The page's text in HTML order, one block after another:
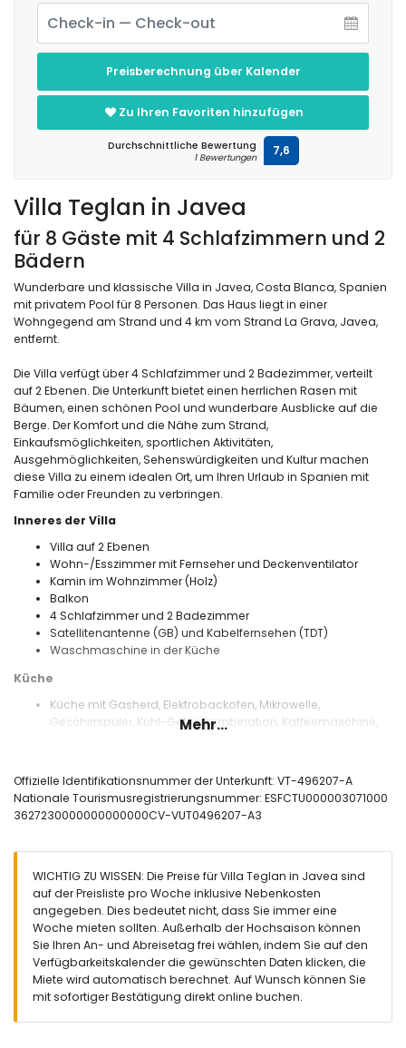
Villa Teglan in Javea
für 8 Gäste mit 4 Schlafzimmern und 2
Bädern
Wunderbare und klassische Villa in Javea, Costa Blanca, Spanien
mit privatem Pool für 8 Personen. Das Haus liegt in einer
Wohngegend am Strand und 4 km vom Strand La Grava, Javea,
entfernt.
Die Villa verfügt über 4 Schlafzimmer und 2 Badezimmer, verteilt
auf 2 Ebenen. Die Unterkunft bietet einen herrlichen Rasen mit
Bäumen, einen schönen Pool und wunderbare Ausblicke auf die
Berge. Der Komfort und die Nähe zum Strand,
Einkaufsmöglichkeiten, sportlichen Aktivitäten,
Ausgehmöglichkeiten, Sehenswürdigkeiten und Kultur machen
diese Villa zu einem idealen Ort, um Ihren Urlaub in Spanien mit
Familie oder Freunden zu verbringen.
Inneres der Villa
Villa auf 2 Ebenen
Wohn-/Esszimmer mit Fernseher und Deckenventilator
Kamin im Wohnzimmer (Holz)
Balkon
4 Schlafzimmer und 2 Badezimmer
Satellitenantenne (GB) und Kabelfernsehen (TDT)
Waschmaschine in der Küche
Küche
Küche mit Gasherd, Elektrobackofen, Mikrowelle,
Geschirrspüler, Kühl-Gefrierkombination, Kaffeemaschine,
Schlafzimmer mit Klimaanlage, Doppelbett, Fernseher und
en-suite Badezimmer
Badewanne/Duschkombination, Bidet und Toilette
Badezimmer mit Einzelwaschbecken,
Badewanne/Duschkombination, Bidet und Toilette
Außenbereich der Villa
Großes und umzäuntes Grundstück
Nierenförmiger privater Pool mit den Maßen 10m x 5m und
2m Tiefe
Wunderschöner Rasen mit Bäumen und Gartenmöbeln mit
Mehr...
Offizielle Identifikationsnummer der Unterkunft: VT-496207-A
Nationale Tourismusregistrierungsnummer: ESFCTU000003071000
3627230000000000000CV-VUT0496207-A3
WICHTIG ZU WISSEN: Die Preise für Villa Teglan in Javea sind
auf der Preisliste pro Woche inklusive Nebenkosten
angegeben. Dies bedeutet nicht, dass Sie immer eine
Woche mieten sollten. Außerhalb der Hochsaison können
Sie Ihren An- und Abreisetag frei wählen, indem Sie auf den
Verfügbarkeitskalender die gewünschten Daten klicken, die
Miete wird automatisch berechnet. Auf Wunsch können Sie
mit sofortiger Bestätigung direkt online buchen.
Preisberechnung über Kalender
Zu Ihren Favoriten hinzufügen
Durchschnittliche Bewertung
1 Bewertungen 7,6